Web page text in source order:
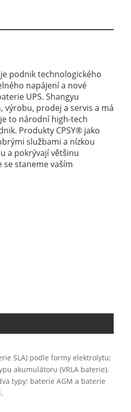
podnik technologického
napájení a nové
UPS. Shangyu
výrobu, prodej a servis a má
to národní high-tech
Produkty CPSY® jako
službami a nízkou
a pokrývají většinu
se staneme vaším
SLA) podle formy elektrolytu;
akumulátoru (VRLA baterie).
typy: baterie AGM a baterie